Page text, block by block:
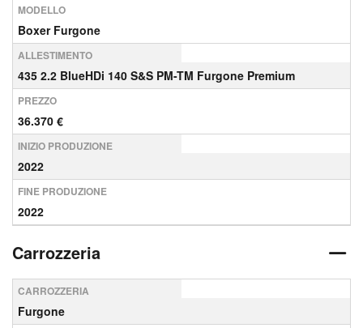
MODELLO
Boxer Furgone
ALLESTIMENTO
435 2.2 BlueHDi 140 S&S PM-TM Furgone Premium
PREZZO
36.370 €
INIZIO PRODUZIONE
2022
FINE PRODUZIONE
2022
Carrozzeria
CARROZZERIA
Furgone